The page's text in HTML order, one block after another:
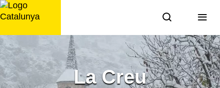
Saltar
al
La Creu